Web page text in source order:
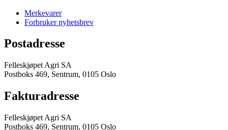
Merkevarer
Forbruker nyhetsbrev
Postadresse
Felleskjøpet Agri SA
Postboks 469, Sentrum, 0105 Oslo
Fakturadresse
Felleskjøpet Agri SA
Postboks 469, Sentrum, 0105 Oslo